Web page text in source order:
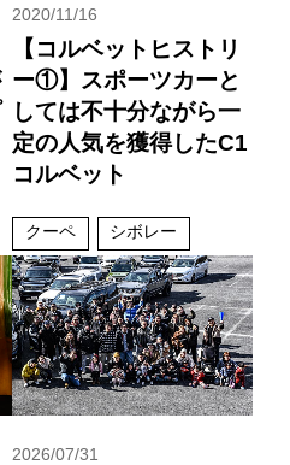
2020/11/16
【コルベットヒストリ
ー①】スポーツカーと
しては不十分ながら一
定の人気を獲得したC1
コルベット
クーペ シボレー
2026/07/31